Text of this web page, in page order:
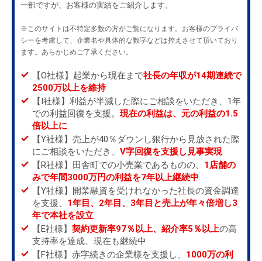
一部ですが、お客様の実績をご紹介します。
※このサイトは不特定多数の方がご覧になります。お客様のプライバ
シーを考慮して、企業名や具体的な数字などは控えさせて頂いており
ます。あらかじめご了承ください。
【O社様】起業から現在まで社長の年収が14期連続で
2500万以上を維持
【I社様】利益が半減した際にご相談をいただき、1年
での利益回復を支援。 現在の利益は、元の利益の1.5
倍以上に
【Y社様】売上が40％ダウンし銀行から見放された際
にご相談をいただき、 V字回復を支援し見事実現
【R社様】田舎町での小売業であるものの、 1店舗の
みで年間3000万円の利益を7年以上継続中
【Y社様】開業融資を受けれなかった社長の資金調達
を支援、 1年目、2年目、3年目と売上が年々倍増し3
年で本社を設立
【E社様】 契約更新率97％以上、紹介率5％以上の高
支持率を達成、現在も継続中
【F社様】赤字続きの企業様を支援し、 1000万の利